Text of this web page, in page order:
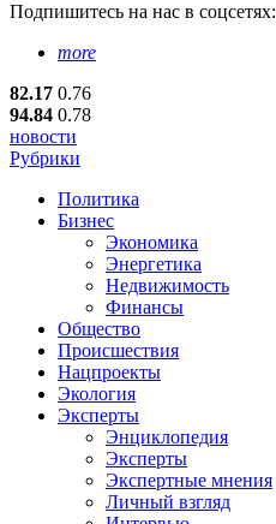
Подпишитесь на нас в соцсетях:
more
82.17 0.76
94.84 0.78
новости
Рубрики
Политика
Бизнес
Экономика
Энергетика
Недвижимость
Финансы
Общество
Происшествия
Нацпроекты
Экология
Эксперты
Энциклопедия
Эксперты
Экспертные мнения
Личный взгляд